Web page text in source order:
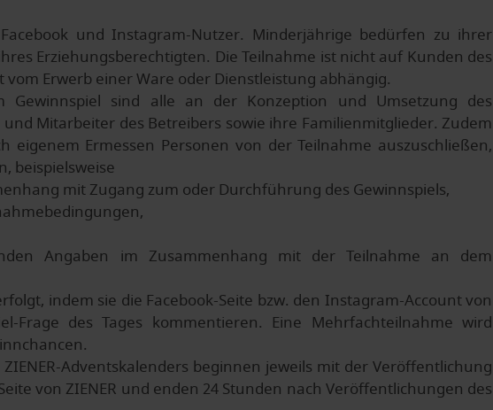
und Instagram-Nutzer. Minderjährige bedürfen zu ihrer
Erziehungsberechtigten. Die Teilnahme ist nicht auf Kunden des
Erwerb einer Ware oder Dienstleistung abhängig.
Gewinnspiel sind alle an der Konzeption und Umsetzung des
Mitarbeiter des Betreibers sowie ihre Familienmitglieder. Zudem
eigenem Ermessen Personen von der Teilnahme auszuschließen,
beispielsweise
mit Zugang zum oder Durchführung des Gewinnspiels,
Angaben im Zusammenhang mit der Teilnahme an dem
indem sie die Facebook-Seite bzw. den Instagram-Account von
Frage des Tages kommentieren. Eine Mehrfachteilnahme wird
Adventskalenders beginnen jeweils mit der Veröffentlichung
von ZIENER und enden 24 Stunden nach Veröffentlichungen des